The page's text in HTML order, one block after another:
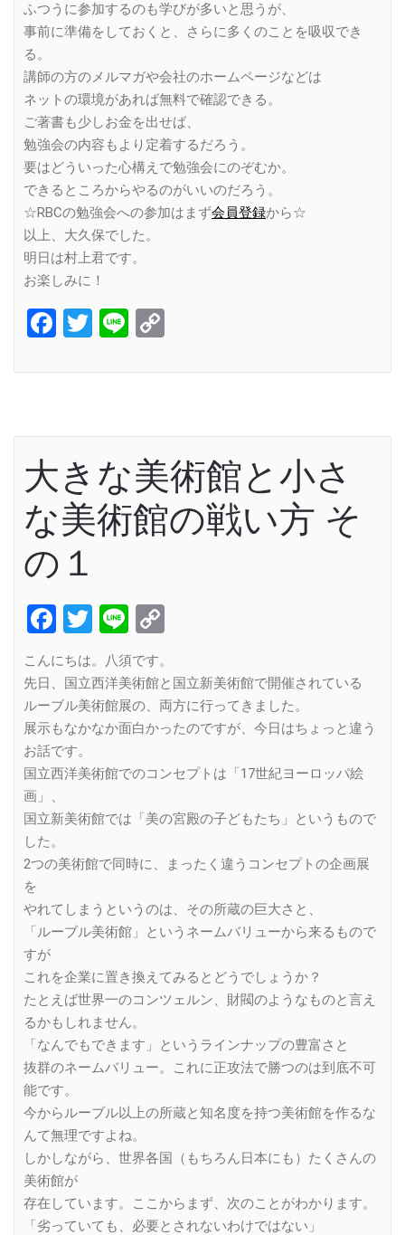
ふつうに参加するのも学びが多いと思うが、
事前に準備をしておくと、さらに多くのことを吸収でき
る。
講師の方のメルマガや会社のホームページなどは
ネットの環境があれば無料で確認できる。
ご著書も少しお金を出せば、
勉強会の内容もより定着するだろう。
要はどういった心構えで勉強会にのぞむか。
できるところからやるのがいいのだろう。
☆RBCの勉強会への参加はまず会員登録から☆
以上、大久保でした。
明日は村上君です。
お楽しみに！
Facebook
Twitter
Line
大きな美術館と小さ
な美術館の戦い方 そ
の１
Facebook
Twitter
Line
こんにちは。八須です。
先日、国立西洋美術館と国立新美術館で開催されている
ルーブル美術館展の、両方に行ってきました。
展示もなかなか面白かったのですが、今日はちょっと違う
お話です。
国立西洋美術館でのコンセプトは「17世紀ヨーロッパ絵
画」、
国立新美術館では「美の宮殿の子どもたち」というもので
した。
2つの美術館で同時に、まったく違うコンセプトの企画展
を
やれてしまうというのは、その所蔵の巨大さと、
「ルーブル美術館」というネームバリューから来るもので
すが
これを企業に置き換えてみるとどうでしょうか？
たとえば世界一のコンツェルン、財閥のようなものと言え
るかもしれません。
「なんでもできます」というラインナップの豊富さと
抜群のネームバリュー。これに正攻法で勝つのは到底不可
能です。
今からルーブル以上の所蔵と知名度を持つ美術館を作るな
んて無理ですよね。
しかしながら、世界各国（もちろん日本にも）たくさんの
美術館が
存在しています。ここからまず、次のことがわかります。
「劣っていても、必要とされないわけではない」